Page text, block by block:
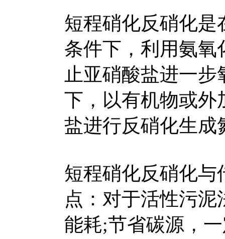
短程硝化反硝化是
条件下，利用氨氧
止亚硝酸盐进一
下，以有机物或外
盐进行反硝化生成
短程硝化反硝化与
点：对于活性污泥
能耗;节省碳源，